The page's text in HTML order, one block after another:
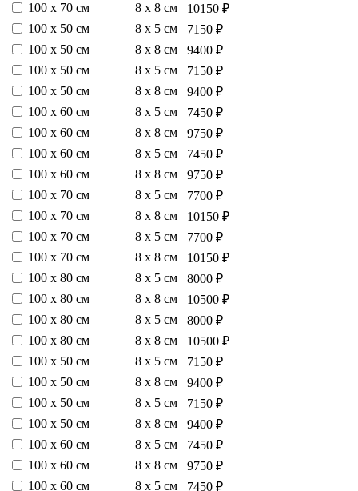
100 х 70 см
8 х 8 см
10150 ₽
100 х 50 см
8 х 5 см
7150 ₽
100 х 50 см
8 х 8 см
9400 ₽
100 х 50 см
8 х 5 см
7150 ₽
100 х 50 см
8 х 8 см
9400 ₽
100 х 60 см
8 х 5 см
7450 ₽
100 х 60 см
8 х 8 см
9750 ₽
100 х 60 см
8 х 5 см
7450 ₽
100 х 60 см
8 х 8 см
9750 ₽
100 х 70 см
8 х 5 см
7700 ₽
100 х 70 см
8 х 8 см
10150 ₽
100 х 70 см
8 х 5 см
7700 ₽
100 х 70 см
8 х 8 см
10150 ₽
100 х 80 см
8 х 5 см
8000 ₽
100 х 80 см
8 х 8 см
10500 ₽
100 х 80 см
8 х 5 см
8000 ₽
100 х 80 см
8 х 8 см
10500 ₽
100 х 50 см
8 х 5 см
7150 ₽
100 х 50 см
8 х 8 см
9400 ₽
100 х 50 см
8 х 5 см
7150 ₽
100 х 50 см
8 х 8 см
9400 ₽
100 х 60 см
8 х 5 см
7450 ₽
100 х 60 см
8 х 8 см
9750 ₽
100 х 60 см
8 х 5 см
7450 ₽